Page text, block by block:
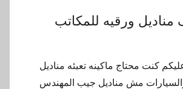
مناديل ورقيه للمكاتب
كنت محتاج ماكينه تعبئه مناديل
مش مناديل جيب المهندس